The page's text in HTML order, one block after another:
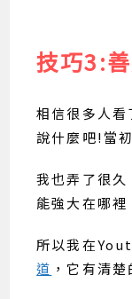
技巧3:
相信很多人看
說什麼吧!當
我也弄了很久
能強大在哪裡
所以我在
道 ，它有清